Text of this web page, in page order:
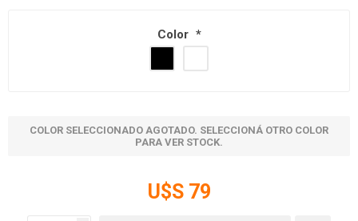
Color *
COLOR SELECCIONADO AGOTADO. SELECCIONÁ OTRO COLOR
PARA VER STOCK.
U$S 79